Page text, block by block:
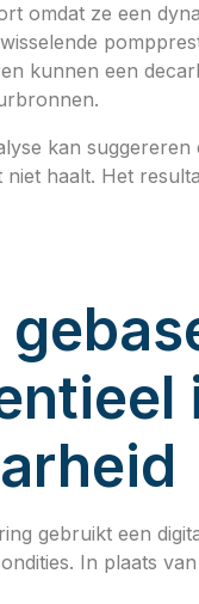
omdat ze een
kunnen een
kan
haalt. Het
gebruikt een
In plaats